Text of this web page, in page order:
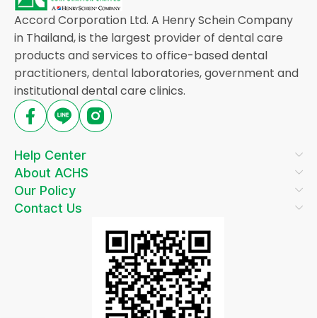
Accord Corporation Ltd. A Henry Schein Company
in Thailand, is the largest provider of dental care
products and services to office-based dental
practitioners, dental laboratories, government and
institutional dental care clinics.
Help Center
About ACHS
Our Policy
Contact Us